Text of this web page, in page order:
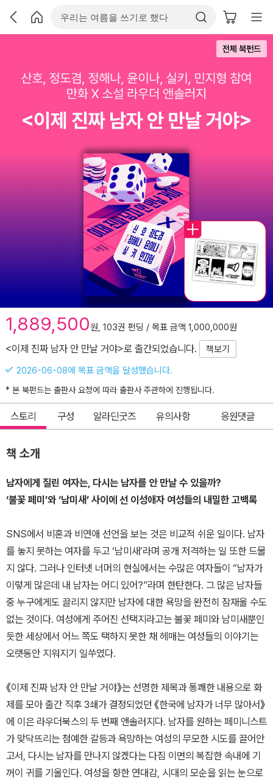
전체 북펀드
1,889,500원, 103권 펀딩 / 목표 금액 1,000,000원
<이제 진짜 남자 안 만날 거야>로 출간되었습니다.
책보기
2026-06-08에 목표 금액을 달성했습니다.
* 본 북펀드는 출판사 요청에 따라 출판사 주관하에 진행됩니다.
스토리 구성 알라딘굿즈 유의사항 응원댓글
책 소개
남자에게 질린 여자는, 다시는 남자를 안 만날 수 있을까?
‘불꽃 페미’와 ‘남미새’ 사이에 선 이성애자 여성들의 내밀한 고백록
SNS에서 비혼과 비연애 선언을 보는 것은 비교적 쉬운 일이다. 남자
를 놓지 못하는 여자를 두고 ‘남미새’라며 공개 저격하는 일 또한 드물
지 않다. 그러나 인터넷 너머의 현실에서는 수많은 여자들이 “남자가
이렇게 많은데 내 남자는 어디 있어?”라며 한탄한다. 그 많은 남자들
중 누구에게도 끌리지 않지만 남자에 대한 욕망을 완전히 잠재울 수도
없는 것이다. 여성에게 주어진 선택지라고는 불꽃 페미와 남미새뿐인
듯한 세상에서 어느 쪽도 택하지 못한 채 헤매는 여성들의 이야기는
오랫동안 지워지기 일쑤였다.
《이제 진짜 남자 안 만날 거야》는 선명한 제목과 통쾌한 내용으로 화
제를 모아 출간 직후 3쇄가 결정되었던 《한국에 남자가 너무 많아서》
에 이은 라우더북스의 두 번째 앤솔러지다. 남자를 원하는 페미니스트
가 맞닥뜨리는 첨예한 갈등과 욕망하는 여성의 무모한 시도를 끌어안
고서, 다시는 남자를 만나지 않겠다는 다짐 이면의 복잡한 속내에 기
꺼이 귀를 기울인다. 여성을 향한 연대감, 시대의 모순을 읽는 눈으로